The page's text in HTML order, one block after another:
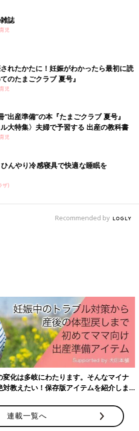
・パパあるある
てる、キラキラなママ・パパでいたい、
はかわいい、でも…というリアルな声が
、『ウィメンズパーク』（2022年1月
です。
時の情報であり、現在と異なる場合が
誌
児
れたかたに！妊娠がわかったら最初に読
のたまごクラブ 夏号』
児
“出産準備”の本『たまごクラブ 夏号』
ル大特集〉夫婦で予習する 出産の教科書
児
ひんやり冷感寝具で快適な睡眠を
ザ)
Recommended by
化は多岐にわたります。そんなマイナ
教えたい！保存版アイテムを紹介しま
連載一覧へ